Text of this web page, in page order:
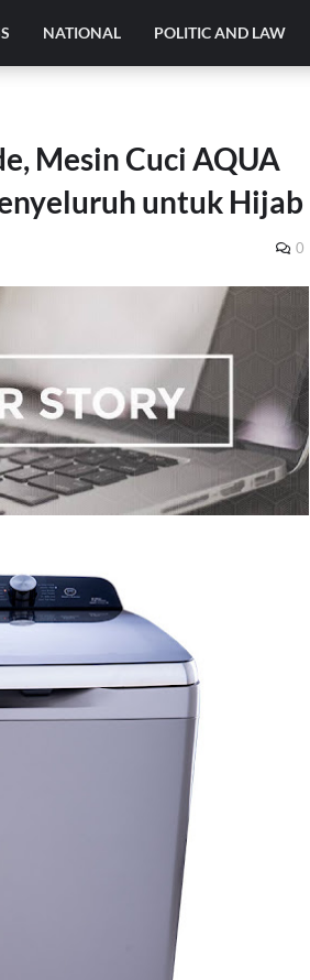
NATIONAL POLITIC AND LAW
Mesin Cuci AQUA
untuk Hijab
0